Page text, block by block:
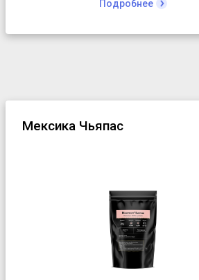
Подробнее
Мексика Чьяпас